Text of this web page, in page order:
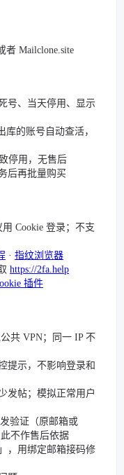
者 Mailclone.site
号、当天停用、显示
库的账号自动查活，
停用，无售后
后再批量购买
用 Cookie 登录；不支
· 指纹浏览器
https://2fa.help
插件
共 VPN；同一 IP 不
提示，不影响登录和
发帖；模拟正常用户
验证（原邮箱或
不作售后依据
，用绑定邮箱接码修